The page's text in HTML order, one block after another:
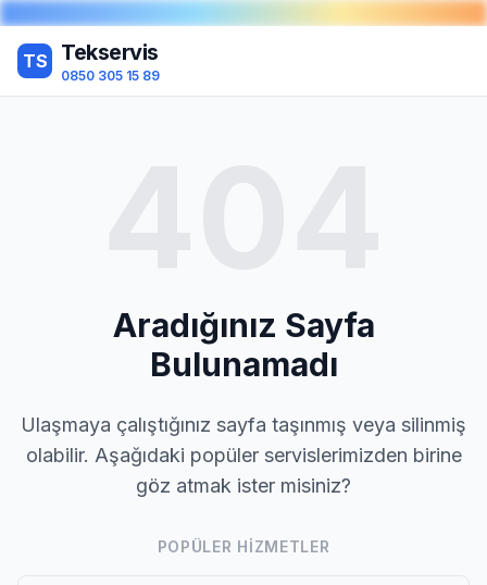
TS Tekservis
0850 305 15 89
Aradığınız Sayfa
Bulunamadı
Ulaşmaya çalıştığınız sayfa taşınmış veya silinmiş
olabilir. Aşağıdaki popüler servislerimizden birine
göz atmak ister misiniz?
POPÜLER HIZMETLER